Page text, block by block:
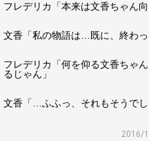
フレデリカ「本来は文香ちゃん向
文香「私の物語は…既に、終わ
フレデリカ「何を仰る文香ちゃ
るじゃん」
文香「…ふふっ、それもそうでし
2016/